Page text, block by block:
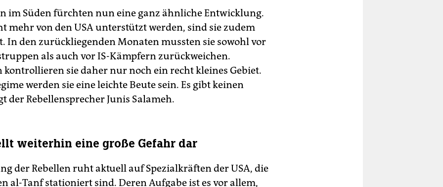
im Süden fürchten nun eine ganz ähnliche Entwicklung.
mehr von den USA unterstützt werden, sind sie zudem
In den zurückliegenden Monaten mussten sie sowohl vor
als auch vor IS-Kämpfern zurückweichen.
kontrollieren sie daher nur noch ein recht kleines Gebiet.
werden sie eine leichte Beute sein. Es gibt keinen
der Rebellensprecher Junis Salameh.
weiterhin eine große Gefahr dar
der Rebellen ruht aktuell auf Spezialkräften der USA, die
al-Tanf stationiert sind. Deren Aufgabe ist es vor allem,